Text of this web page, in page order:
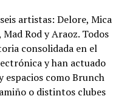
artistas: Delore, Mica
Rod y Araoz. Todos
consolidada en el
y han actuado
espacios como Brunch
o distintos clubes